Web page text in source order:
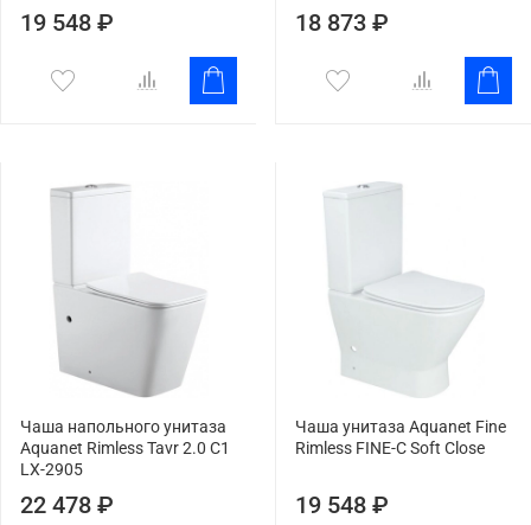
19 548 ₽ 18 873 ₽
Чаша напольного унитаза
Aquanet Rimless Tavr 2.0 C1
LX-2905
22 478 ₽
Чаша унитаза Aquanet Fine
Rimless FINE-C Soft Close
19 548 ₽